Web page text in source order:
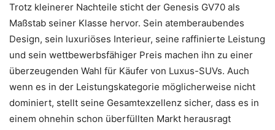
Trotz kleinerer Nachteile sticht der Genesis GV70 als
Maßstab seiner Klasse hervor. Sein atemberaubendes
Design, sein luxuriöses Interieur, seine raffinierte Leistung
und sein wettbewerbsfähiger Preis machen ihn zu einer
überzeugenden Wahl für Käufer von Luxus-SUVs. Auch
wenn es in der Leistungskategorie möglicherweise nicht
dominiert, stellt seine Gesamtexzellenz sicher, dass es in
einem ohnehin schon überfüllten Markt herausragt